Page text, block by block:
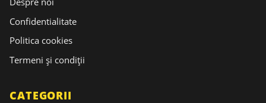
Confidentialitate
Politica cookies
Termeni și condiții
CATEGORII